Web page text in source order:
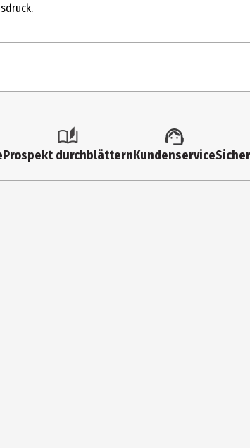
Prospekt durchblätternKundenservice